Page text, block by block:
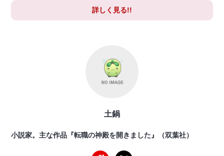
詳しく見る!!
土鍋
小説家。主な作品『転職の神殿を開きました』（双葉社）